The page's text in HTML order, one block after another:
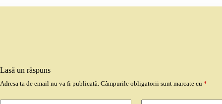
Lasă un răspuns
Adresa ta de email nu va fi publicată. Câmpurile obligatorii sunt marcate cu *